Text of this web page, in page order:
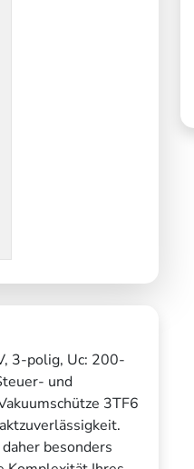
3-polig, Uc: 200-
und
3TF6
besonders